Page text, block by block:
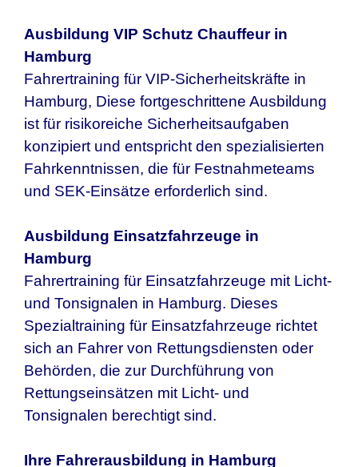
Ausbildung VIP Schutz Chauffeur in
Hamburg
Fahrertraining für VIP-Sicherheitskräfte in
Hamburg, Diese fortgeschrittene Ausbildung
ist für risikoreiche Sicherheitsaufgaben
konzipiert und entspricht den spezialisierten
Fahrkenntnissen, die für Festnahmeteams
und SEK-Einsätze erforderlich sind.
Ausbildung Einsatzfahrzeuge in
Hamburg
Fahrertraining für Einsatzfahrzeuge mit Licht-
und Tonsignalen in Hamburg. Dieses
Spezialtraining für Einsatzfahrzeuge richtet
sich an Fahrer von Rettungsdiensten oder
Behörden, die zur Durchführung von
Rettungseinsätzen mit Licht- und
Tonsignalen berechtigt sind.
Ihre Fahrerausbildung in Hamburg